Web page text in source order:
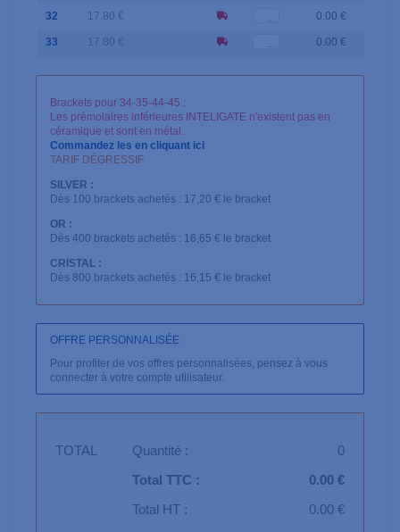
32 17.80 € 0.00 €
33 17.80 € 0.00 €
Brackets pour 34-35-44-45 :
Les prémolaires inférieures INTELIGATE n'existent pas en
céramique et sont en métal.
Commandez les en cliquant ici
TARIF DÉGRESSIF
SILVER :
Dès 100 brackets achetés : 17,20 € le bracket
OR :
Dès 400 brackets achetés : 16,65 € le bracket
CRISTAL :
Dès 800 brackets achetés : 16,15 € le bracket
OFFRE PERSONNALISÉE
Pour profiter de vos offres personnalisées, pensez à vous
connecter à votre compte utilisateur.
TOTAL Quantité :
0
Total TTC :
0.00 €
Total HT :
0.00 €